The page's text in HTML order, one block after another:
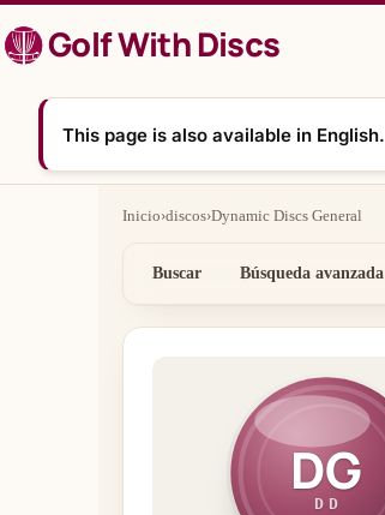
al
contenidoGolf With Discs
This page is also available in English.
Inicio›discos›Dynamic Discs General
Buscar Búsqueda avanzada
DG
DD